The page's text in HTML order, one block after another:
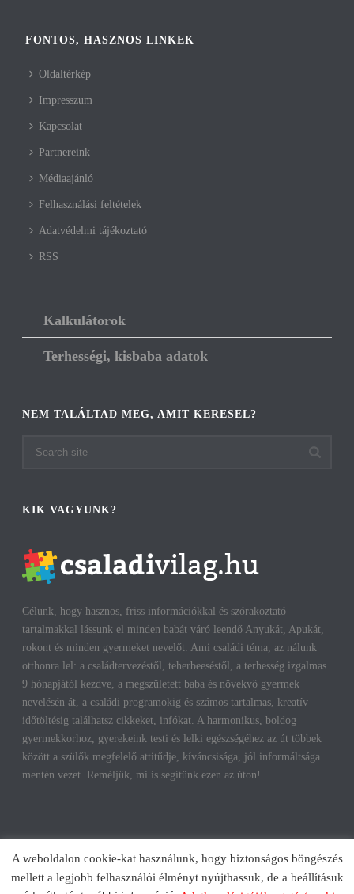
FONTOS, HASZNOS LINKEK
Oldaltérkép
Impresszum
Kapcsolat
Partnereink
Médiaajánló
Felhasználási feltételek
Adatvédelmi tájékoztató
RSS
Kalkulátorok
Terhességi, kisbaba adatok
NEM TALÁLTAD MEG, AMIT KERESEL?
KIK VAGYUNK?
Célunk, hogy hasznos, friss információkkal és szórakoztató
tartalmakkal lássunk el minden babát váró leendő Anyukát, Apukát,
rokont és minden gyermeket nevelőt. Ami családi téma, az nálunk
otthonra lel: a családtervezéstől, teherbeeséstől, a terhesség izgalmas
9 hónapjától kezdve, a megszületett baba és növekvő gyermek
nevelésén át, a családi programokig és számos tartalmas, kreatív
időtöltésig találhatsz cikkeket, infókat. A harmonikus, boldog
gyermekkorhoz, gyerekeink testi és lelki egészségéhez az út többek
között a szülők megfelelő attitűdje, kíváncsisága, jól informáltsága
mentén vezet. Reméljük, mi is segítünk ezen az úton!
A weboldalon cookie-kat használunk, hogy biztonságos böngészés
mellett a legjobb felhasználói élményt nyújthassuk, de a beállításuk